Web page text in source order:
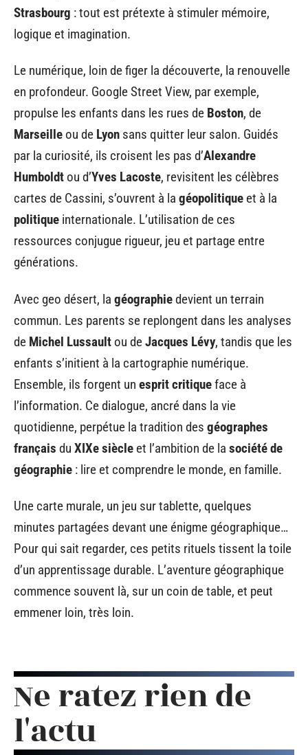
Strasbourg : tout est prétexte à stimuler mémoire,
logique et imagination.
Le numérique, loin de figer la découverte, la renouvelle
en profondeur. Google Street View, par exemple,
propulse les enfants dans les rues de Boston, de
Marseille ou de Lyon sans quitter leur salon. Guidés
par la curiosité, ils croisent les pas d’Alexandre
Humboldt ou d’Yves Lacoste, revisitent les célèbres
cartes de Cassini, s’ouvrent à la géopolitique et à la
politique internationale. L’utilisation de ces
ressources conjugue rigueur, jeu et partage entre
générations.
Avec geo désert, la géographiedevient un terrain
commun. Les parents se replongent dans les analyses
de Michel Lussault ou deJacques Lévy, tandis que les
enfants s’initient à la cartographie numérique.
Ensemble, ils forgent un esprit critiqueface à
l’information. Ce dialogue, ancré dans la vie
quotidienne, perpétue la tradition des géographes
français du XIXe siècle et l’ambition de la société de
géographie : lire et comprendre le monde, en famille.
Une carte murale, un jeu sur tablette, quelques
minutes partagées devant une énigme géographique…
Pour qui sait regarder, ces petits rituels tissent la toile
d’un apprentissage durable. L’aventure géographique
commence souvent là, sur un coin de table, et peut
emmener loin, très loin.
Ne ratez rien de
l'actu